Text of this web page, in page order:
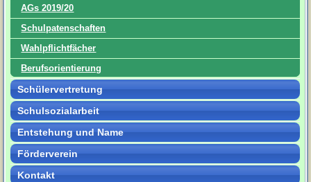
AGs 2019/20
Schulpatenschaften
Wahlpflichtfächer
Berufsorientierung
Schülervertretung
Schulsozialarbeit
Entstehung und Name
Förderverein
Kontakt